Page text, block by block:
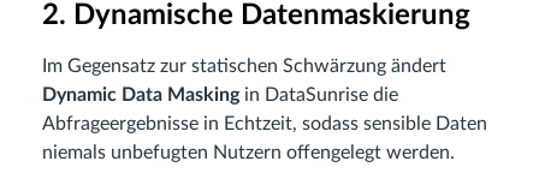
2. Dynamische Datenmaskierung
Im Gegensatz zur statischen Schwärzung ändert
Dynamic Data Maskingin DataSunrise die
Abfrageergebnisse in Echtzeit, sodass sensible Daten
niemals unbefugten Nutzern offengelegt werden.